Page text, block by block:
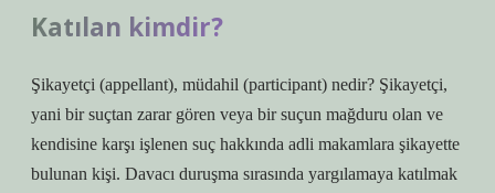
Katılan kimdir?
Şikayetçi (appellant), müdahil (participant) nedir? Şikayetçi,
yani bir suçtan zarar gören veya bir suçun mağduru olan ve
kendisine karşı işlenen suç hakkında adli makamlara şikayette
bulunan kişi. Davacı duruşma sırasında yargılamaya katılmak